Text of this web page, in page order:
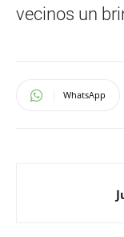
vecinos un
WhatsApp